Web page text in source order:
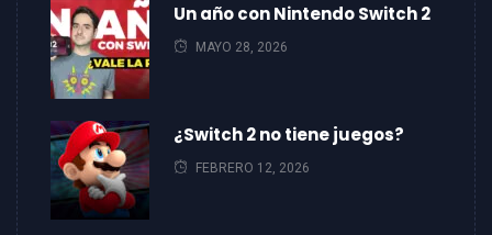
Un año con Nintendo Switch 2
MAYO 28, 2026
¿Switch 2 no tiene juegos?
FEBRERO 12, 2026